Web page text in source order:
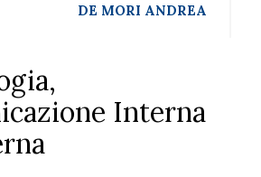
DE MORI ANDREA
Interna